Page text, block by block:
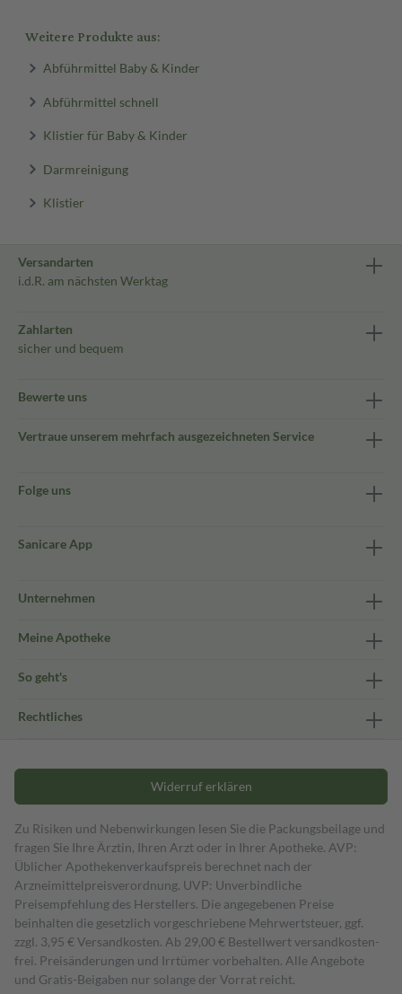
Weitere Produkte aus:
Abführmittel Baby & Kinder
Abführmittel schnell
Klistier für Baby & Kinder
Darmreinigung
Klistier
Versandarten
i.d.R. am nächsten Werktag
Zahlarten
sicher und bequem
Bewerte uns
Vertraue unserem mehrfach ausgezeichneten Service
Folge uns
Sanicare App
Unternehmen
Meine Apotheke
So geht's
Rechtliches
Widerruf erklären
Zu Risiken und Nebenwirkungen lesen Sie die Packungsbeilage und
fragen Sie Ihre Ärztin, Ihren Arzt oder in Ihrer Apotheke. AVP:
Üblicher Apothekenverkaufspreis berechnet nach der
Arzneimittelpreisverordnung. UVP: Unverbindliche
Preisempfehlung des Herstellers. Die angegebenen Preise
beinhalten die gesetzlich vorgeschriebene Mehrwertsteuer, ggf.
zzgl. 3,95 € Versandkosten. Ab 29,00 € Bestell­wert versand­kosten­
frei. Preisänderungen und Irrtümer vorbehalten. Alle Angebote
und Gratis-Beigaben nur solange der Vorrat reicht.